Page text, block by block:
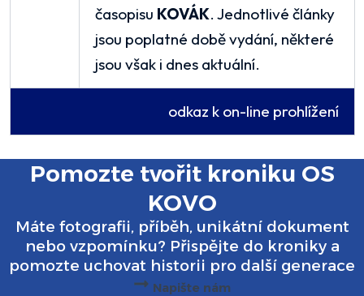
časopisu KOVÁK. Jednotlivé články
jsou poplatné době vydání, některé
jsou však i dnes aktuální.
odkaz k on-line prohlížení
Pomozte tvořit kroniku OS
KOVO
Máte fotografii, příběh, unikátní dokument
nebo vzpomínku? Přispějte do kroniky a
pomozte uchovat historii pro další generace
Napište nám